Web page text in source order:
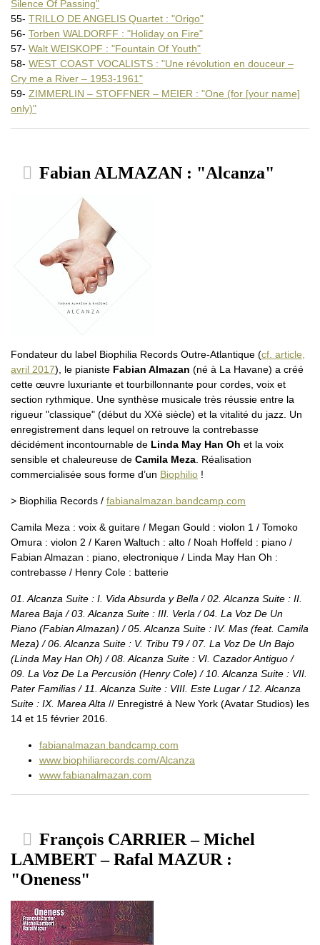
Silence Of Passing"
55- TRILLO DE ANGELIS Quartet : "Origo"
56- Torben WALDORFF : "Holiday on Fire"
57- Walt WEISKOPF : "Fountain Of Youth"
58- WEST COAST VOCALISTS : "Une révolution en douceur –
Cry me a River – 1953-1961"
59- ZIMMERLIN – STOFFNER – MEIER : "One (for [your name]
only)"
Fabian ALMAZAN : "Alcanza"
Fondateur du label Biophilia Records Outre-Atlantique (cf. article,
avril 2017), le pianiste Fabian Almazan (né à La Havane) a créé
cette œuvre luxuriante et tourbillonnante pour cordes, voix et
section rythmique. Une synthèse musicale très réussie entre la
rigueur "classique" (début du XXè siècle) et la vitalité du jazz. Un
enregistrement dans lequel on retrouve la contrebasse
décidément incontournable de Linda May Han Oh et la voix
sensible et chaleureuse de Camila Meza . Réalisation
commercialisée sous forme d’un Biophilio !
> Biophilia Records / fabianalmazan.bandcamp.com
Camila Meza : voix & guitare / Megan Gould : violon 1 / Tomoko
Omura : violon 2 / Karen Waltuch : alto / Noah Hoffeld : piano /
Fabian Almazan : piano, electronique / Linda May Han Oh :
contrebasse / Henry Cole : batterie
01. Alcanza Suite : I. Vida Absurda y Bella / 02. Alcanza Suite : II.
Marea Baja / 03. Alcanza Suite : III. Verla / 04. La Voz De Un
Piano (Fabian Almazan) / 05. Alcanza Suite : IV. Mas (feat. Camila
Meza) / 06. Alcanza Suite : V. Tribu T9 / 07. La Voz De Un Bajo
(Linda May Han Oh) / 08. Alcanza Suite : VI. Cazador Antiguo /
09. La Voz De La Percusión (Henry Cole) / 10. Alcanza Suite : VII.
Pater Familias / 11. Alcanza Suite : VIII. Este Lugar / 12. Alcanza
Suite : IX. Marea Alta // Enregistré à New York (Avatar Studios) les
14 et 15 février 2016.
fabianalmazan.bandcamp.com
www.biophiliarecords.com/Alcanza
www.fabianalmazan.com
François CARRIER – Michel
LAMBERT – Rafal MAZUR :
"Oneness"